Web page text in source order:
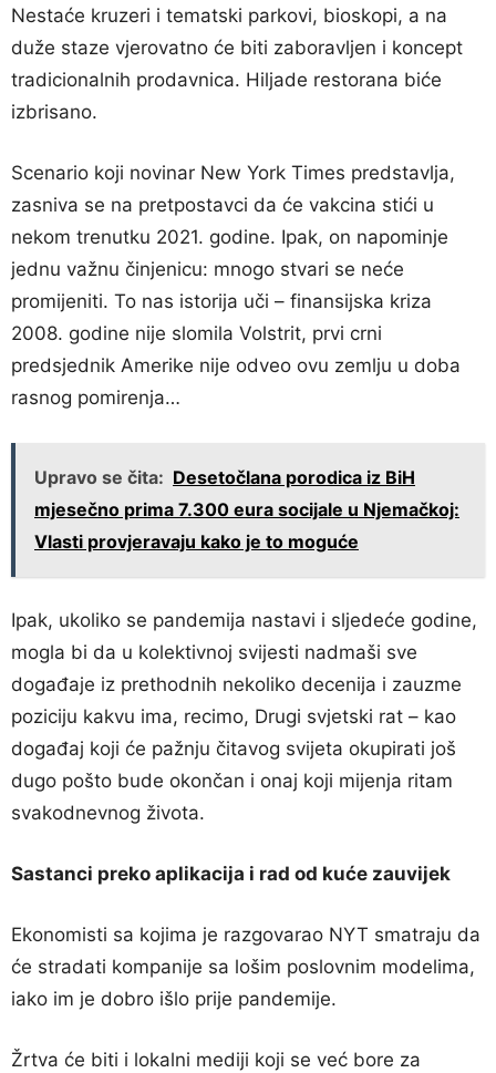
Nestaće kruzeri i tematski parkovi, bioskopi, a na
duže staze vjerovatno će biti zaboravljen i koncept
tradicionalnih prodavnica. Hiljade restorana biće
izbrisano.
Scenario koji novinar New York Times predstavlja,
zasniva se na pretpostavci da će vakcina stići u
nekom trenutku 2021. godine. Ipak, on napominje
jednu važnu činjenicu: mnogo stvari se neće
promijeniti. To nas istorija uči – finansijska kriza
2008. godine nije slomila Volstrit, prvi crni
predsjednik Amerike nije odveo ovu zemlju u doba
rasnog pomirenja…
Upravo se čita: Desetočlana porodica iz BiH
mjesečno prima 7.300 eura socijale u Njemačkoj:
Vlasti provjeravaju kako je to moguće
Ipak, ukoliko se pandemija nastavi i sljedeće godine,
mogla bi da u kolektivnoj svijesti nadmaši sve
događaje iz prethodnih nekoliko decenija i zauzme
poziciju kakvu ima, recimo, Drugi svjetski rat – kao
događaj koji će pažnju čitavog svijeta okupirati još
dugo pošto bude okončan i onaj koji mijenja ritam
svakodnevnog života.
Sastanci preko aplikacija i rad od kuće zauvijek
Ekonomisti sa kojima je razgovarao NYT smatraju da
će stradati kompanije sa lošim poslovnim modelima,
iako im je dobro išlo prije pandemije.
Žrtva će biti i lokalni mediji koji se već bore za